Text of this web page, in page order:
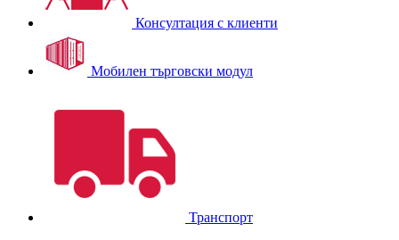
Консултация с клиенти
Мобилен търговски модул
Транспорт